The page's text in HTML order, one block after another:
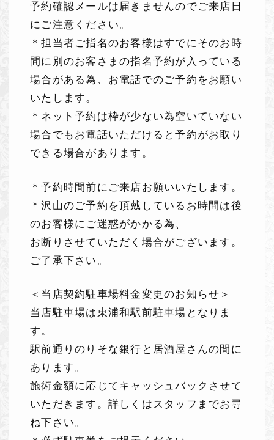
予約確認メールは届きませんのでご来店日
にご注意ください。
＊担当者ご指名のお客様はすでにそのお時
間に別のお客さまの指名予約が入っている
場合がある為、お電話でのご予約をお願い
いたします。
＊ネット予約は枠が少ない為空いていない
場合でもお電話いただけると予約がお取り
できる場合があります。
＊予約時間前にご来店お願いいたします。
＊沢山のご予約を頂戴しているお時間は後
のお客様にご迷惑がかかる為、
お断りさせていただく場合がございます。
ご了承下さい。
＜当店契約駐車場料金変更のお知らせ＞
当店駐車場は東浦和駅前駐車場となりま
す。
駅前通りのりそな銀行と居酒屋さんの間に
あります。
施術金額に応じてキャッシュバックさせて
いただきます。詳しくはスタッフまでお尋
ね下さい。